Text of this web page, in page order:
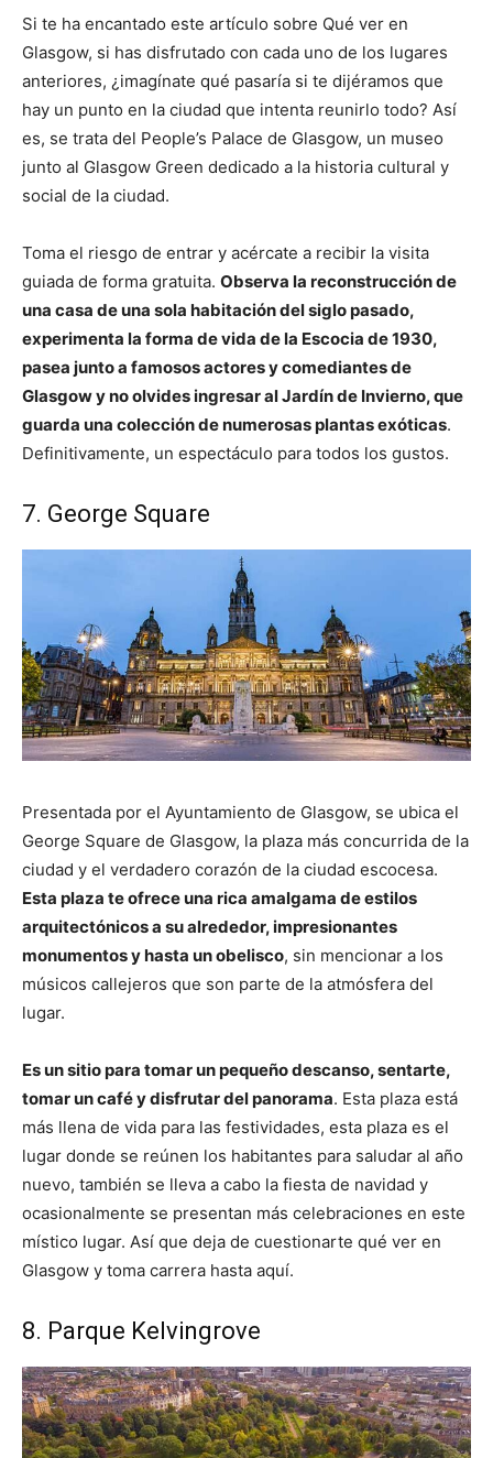
Si te ha encantado este artículo sobre Qué ver en
Glasgow, si has disfrutado con cada uno de los lugares
anteriores, ¿imagínate qué pasaría si te dijéramos que
hay un punto en la ciudad que intenta reunirlo todo? Así
es, se trata del People’s Palace de Glasgow, un museo
junto al Glasgow Green dedicado a la historia cultural y
social de la ciudad.
Toma el riesgo de entrar y acércate a recibir la visita
guiada de forma gratuita. Observa la reconstrucción de
una casa de una sola habitación del siglo pasado,
experimenta la forma de vida de la Escocia de 1930,
pasea junto a famosos actores y comediantes de
Glasgow y no olvides ingresar al Jardín de Invierno, que
guarda una colección de numerosas plantas exóticas.
Definitivamente, un espectáculo para todos los gustos.
7. George Square
Presentada por el Ayuntamiento de Glasgow, se ubica el
George Square de Glasgow, la plaza más concurrida de la
ciudad y el verdadero corazón de la ciudad escocesa.
Esta plaza te ofrece una rica amalgama de estilos
arquitectónicos a su alrededor, impresionantes
monumentos y hasta un obelisco, sin mencionar a los
músicos callejeros que son parte de la atmósfera del
lugar.
Es un sitio para tomar un pequeño descanso, sentarte,
tomar un café y disfrutar del panorama. Esta plaza está
más llena de vida para las festividades, esta plaza es el
lugar donde se reúnen los habitantes para saludar al año
nuevo, también se lleva a cabo la fiesta de navidad y
ocasionalmente se presentan más celebraciones en este
místico lugar. Así que deja de cuestionarte qué ver en
Glasgow y toma carrera hasta aquí.
8. Parque Kelvingrove